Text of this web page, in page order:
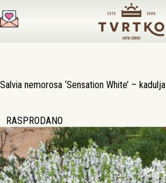
na
sadržaj
Salvia nemorosa ‘Sensation White’ – kadulja
RASPRODANO